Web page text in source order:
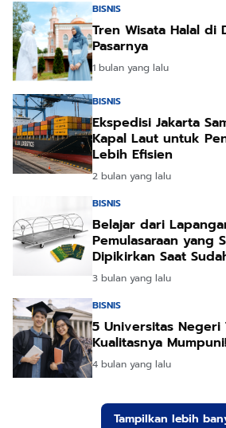
BISNIS
Tren Wisata Halal di
Pasarnya
1 bulan yang lalu
BISNIS
Ekspedisi Jakarta
Kapal Laut untuk
Lebih Efisien
2 bulan yang lalu
BISNIS
Belajar dari
Pemulasaraan yang
Dipikirkan Saat
3 bulan yang lalu
BISNIS
5 Universitas
Kualitasnya
4 bulan yang lalu
Tampilkan lebih